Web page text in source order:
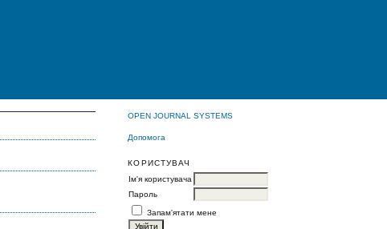
OPEN JOURNAL SYSTEMS
Допомога
КОРИСТУВАЧ
Ім'я користувача
Пароль
Запам'ятати мене